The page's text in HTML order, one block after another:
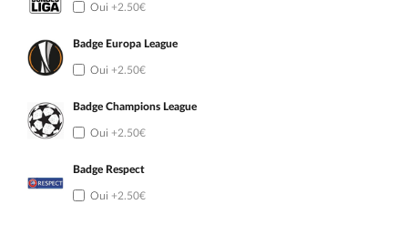
Oui +2.50€
Badge Europa League
Oui +2.50€
Badge Champions League
Oui +2.50€
Badge Respect
Oui +2.50€